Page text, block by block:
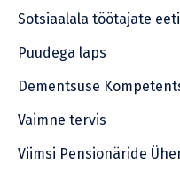
Sotsiaalala töötajate
Puudega laps
Dementsuse
Vaimne tervis
Viimsi Pensionäride